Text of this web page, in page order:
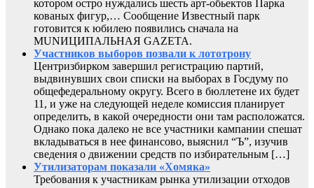
котором остро нуждались шесть арт-обьектов Парка
кованых фигур,… Сообщение Известный парк
готовится к юбилею появились сначала на
MUNИЦИПАЛЬНАЯ GAZЕТА.
Участников выборов позвали к лототрону
Центризбирком завершил регистрацию партий,
выдвинувших свои списки на выборах в Госдуму по
общефедеральному округу. Всего в бюллетене их будет
11, и уже на следующей неделе комиссия планирует
определить, в какой очередности они там расположатся.
Однако пока далеко не все участники кампании спешат
вкладываться в нее финансово, выяснил “Ъ”, изучив
сведения о движении средств по избирательным […]
Утилизаторам показали «Хомяка»
Требования к участникам рынка утилизации отходов